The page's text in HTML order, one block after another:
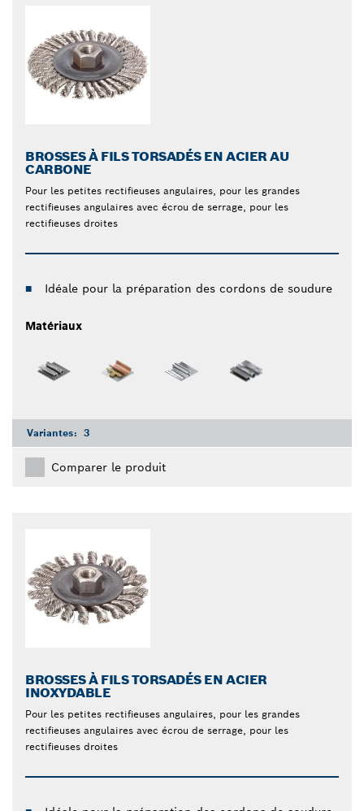
BROSSES À FILS TORSADÉS EN ACIER AU
CARBONE
Pour les petites rectifieuses angulaires, pour les grandes
rectifieuses angulaires avec écrou de serrage, pour les
rectifieuses droites
Idéale pour la préparation des cordons de soudure
Matériaux
Variantes: 3
Comparer le produit
BROSSES À FILS TORSADÉS EN ACIER
INOXYDABLE
Pour les petites rectifieuses angulaires, pour les grandes
rectifieuses angulaires avec écrou de serrage, pour les
rectifieuses droites